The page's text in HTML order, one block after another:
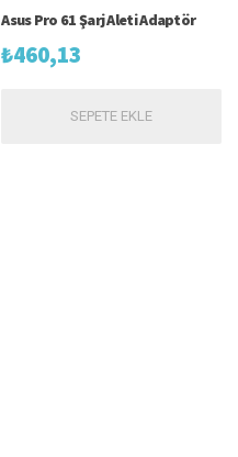
Asus Pro 61 Şarj Aleti Adaptör
₺460,13
SEPETE EKLE